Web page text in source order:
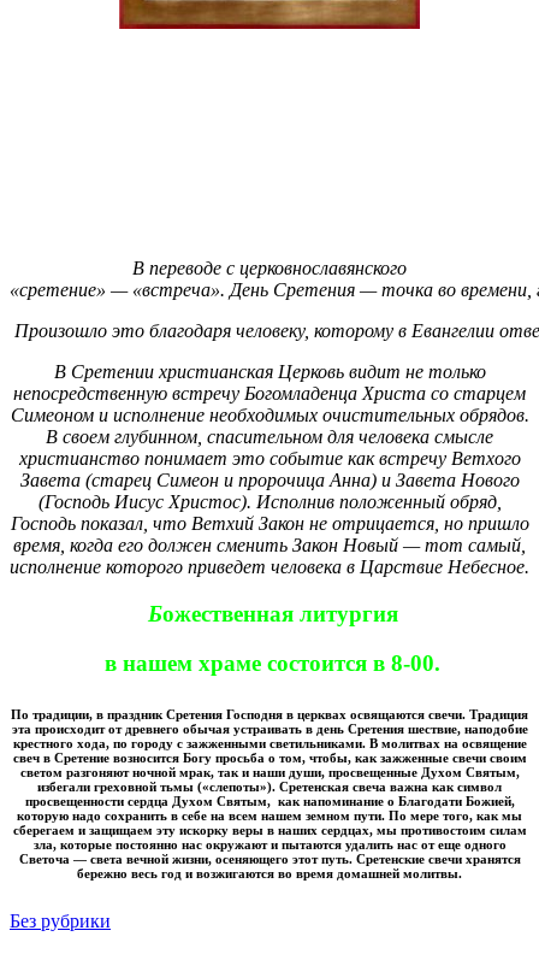
В переводе с церковнославянского
«сретение» — «встреча». День Сретения — точка во времени,
Произошло это благодаря человеку, которому в Евангелии
В Сретении христианская Церковь видит не только
непосредственную встречу Богомладенца Христа со старцем
Симеоном и исполнение необходимых очистительных обрядов.
В своем глубинном, спасительном для человека смысле
христианство понимает это событие как встречу Ветхого
Завета (старец Симеон и пророчица Анна) и Завета Нового
(Господь Иисус Христос). Исполнив положенный обряд,
Господь показал, что Ветхий Закон не отрицается, но пришло
время, когда его должен сменить Закон Новый — тот самый,
исполнение которого приведет человека в Царствие Небесное.
Божественная литургия
в нашем храме состоится в 8-00.
По традиции, в праздник Сретения Господня в церквах освящаются свечи. Традиция
эта происходит от древнего обычая устраивать в день Сретения шествие, наподобие
крестного хода, по городу с зажженными светильниками. В молитвах на освящение
свеч в Сретение возносится Богу просьба о том, чтобы, как зажженные свечи своим
светом разгоняют ночной мрак, так и наши души, просвещенные Духом Святым,
избегали греховной тьмы («слепоты»). Сретенская свеча важна как символ
просвещенности сердца Духом Святым, как напоминание о Благодати Божией,
которую надо сохранить в себе на всем нашем земном пути. По мере того, как мы
сберегаем и защищаем эту искорку веры в наших сердцах, мы противостоим силам
зла, которые постоянно нас окружают и пытаются удалить нас от еще одного
Светоча — света вечной жизни, осеняющего этот путь. Сретенские свечи хранятся
бережно весь год и возжигаются во время домашней молитвы.
Без рубрики